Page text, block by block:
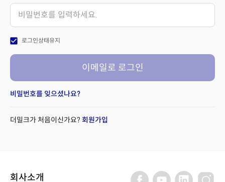
check_box 로그인상태유지
이메일로 로그인
비밀번호를 잊으셨나요?
더밀크가 처음이신가요? 회원가입
회사소개